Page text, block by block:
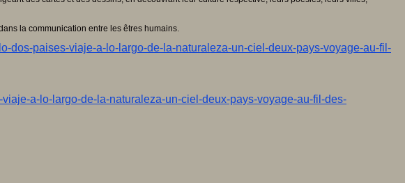
la communication entre les êtres humains.
dos-paises-viaje-a-lo-largo-de-la-naturaleza-un-ciel-deux-pays-voyage-au-fil-
a-lo-largo-de-la-naturaleza-un-ciel-deux-pays-voyage-au-fil-des-